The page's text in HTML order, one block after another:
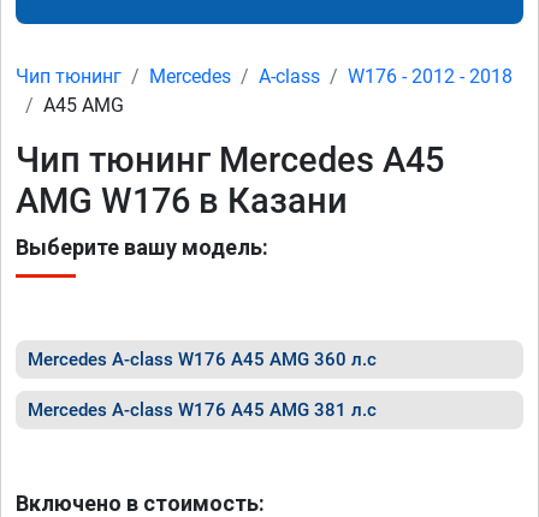
Чип тюнинг Mercedes A-class
W176 - 2012 - 2018
A45 AMG
Чип тюнинг Mercedes A45
AMG W176 в Казани
Выберите вашу модель:
Mercedes A-class W176 A45 AMG 360 л.с
Mercedes A-class W176 A45 AMG 381 л.с
Включено в стоимость: